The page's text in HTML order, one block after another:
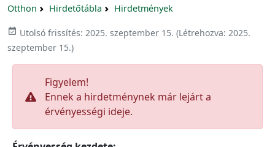
Otthon Hirdetőtábla Hirdetmények
event_available Utolsó frissítés: 2025. szeptember 15. (Létrehozva: 2025.
szeptember 15.)
Figyelem!
Ennek a hirdetménynek már lejárt a
érvényességi ideje.